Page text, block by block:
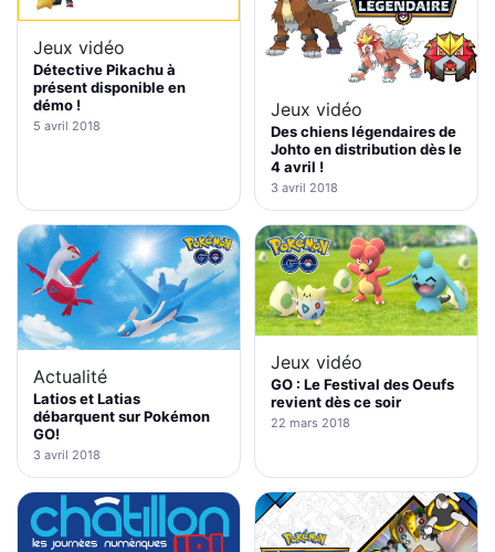
Jeux vidéo
Détective Pikachu à
présent disponible en
démo !
5 avril 2018
Jeux vidéo
Des chiens légendaires de
Johto en distribution dès le
4 avril !
3 avril 2018
Actualité
Latios et Latias
débarquent sur Pokémon
GO!
3 avril 2018
Jeux vidéo
GO : Le Festival des Oeufs
revient dès ce soir
22 mars 2018